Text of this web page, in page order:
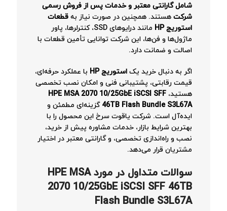
شامل گارانتی معتبر و خدمات پس از فروش رسمی
شرکت هستند. همچنین در صورت نیاز به قطعات
استوریج HP
مانند درایوهای SSD، کنترلرها، پاور
ماژول‌ها و فن‌ها، این شرکت توانایی تأمین قطعات با
اصالت و ضمانت دارد.
اگر به دنبال خرید یک استوریج HP
با عملکرد حرفه‌ای،
قیمت رقابتی، پشتیبانی فنی و امکان نصب تخصصی
هستید، HPE MSA 2070 10/25GbE iSCSI SFF
46TB Flash Bundle S3L67A گزینه‌ای مطمئن و
ایده‌آل است. شرکت یاقوت سرخ این محصول را با
بهترین شرایط بازار، خدمات مشاوره پیش از خرید،
نصب و راه‌اندازی تخصصی، و گارانتی معتبر در اختیار
مشتریان قرار می‌دهد.
سوالات متداول در مورد HPE MSA
2070 10/25GbE iSCSI SFF 46TB
Flash Bundle S3L67A